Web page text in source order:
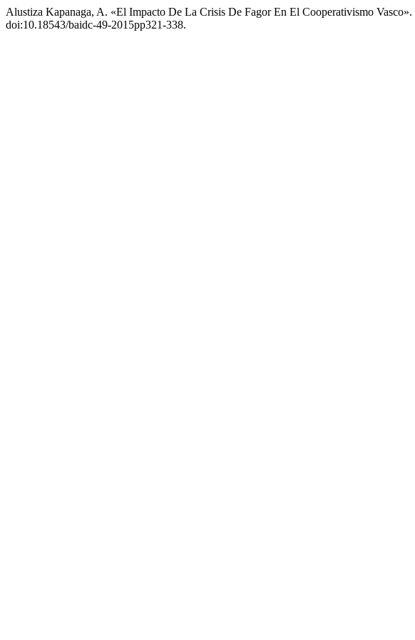
Alustiza Kapanaga, A. «El Impacto De La Crisis De Fagor En El Cooperativismo Vasco».
doi:10.18543/baidc-49-2015pp321-338.